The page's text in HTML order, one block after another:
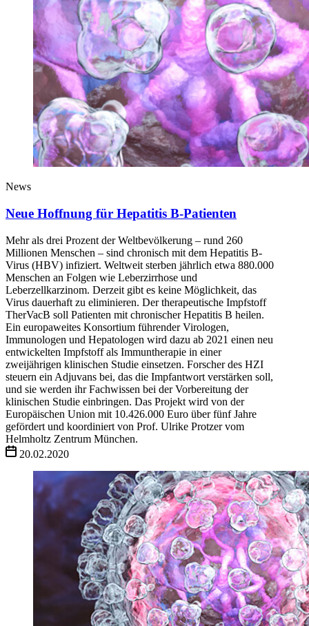
News
Neue Hoffnung für Hepatitis B-Patienten
Mehr als drei Prozent der Weltbevölkerung – rund 260
Millionen Menschen – sind chronisch mit dem Hepatitis B-
Virus (HBV) infiziert. Weltweit sterben jährlich etwa 880.000
Menschen an Folgen wie Leberzirrhose und
Leberzellkarzinom. Derzeit gibt es keine Möglichkeit, das
Virus dauerhaft zu eliminieren. Der therapeutische Impfstoff
TherVacB soll Patienten mit chronischer Hepatitis B heilen.
Ein europaweites Konsortium führender Virologen,
Immunologen und Hepatologen wird dazu ab 2021 einen neu
entwickelten Impfstoff als Immuntherapie in einer
zweijährigen klinischen Studie einsetzen. Forscher des HZI
steuern ein Adjuvans bei, das die Impfantwort verstärken soll,
und sie werden ihr Fachwissen bei der Vorbereitung der
klinischen Studie einbringen. Das Projekt wird von der
Europäischen Union mit 10.426.000 Euro über fünf Jahre
gefördert und koordiniert von Prof. Ulrike Protzer vom
Helmholtz Zentrum München.
20.02.2020